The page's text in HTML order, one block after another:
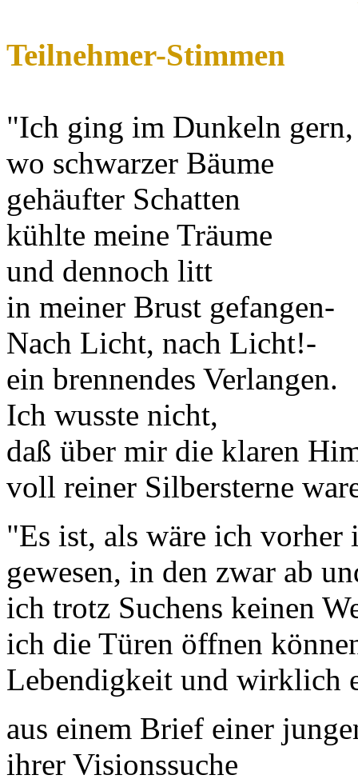
Teilnehmer-Stimmen
"Ich ging im Dunkeln gern,
wo schwarzer Bäume
gehäufter Schatten
kühlte meine Träume
und dennoch litt
in meiner Brust gefangen-
Nach Licht, nach Licht!-
ein brennendes Verlangen.
Ich wusste nicht,
daß über mir die klaren
voll reiner Silbersterne
"Es ist, als wäre ich vorher
gewesen, in den zwar ab
ich trotz Suchens keinen
ich die Türen öffnen
Lebendigkeit und wirklich
aus einem Brief einer
ihrer Visionssuche